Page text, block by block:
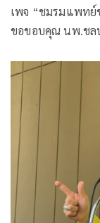
เพจ “ชมรมแพท
ขอขอบคุณ นพ.ชลน่